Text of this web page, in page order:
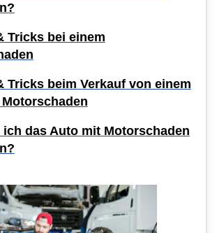
Tricks bei einem
Tricks beim Verkauf von einem
ich das Auto mit Motorschaden